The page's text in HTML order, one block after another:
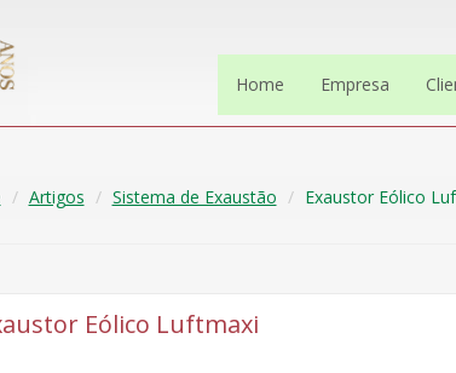
Home Empresa
Artigos Sistema de Exaustão Exaustor Eólico
Eólico Luftmaxi